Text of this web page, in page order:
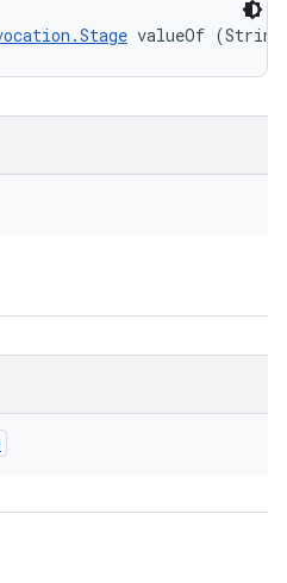
valueOf (String